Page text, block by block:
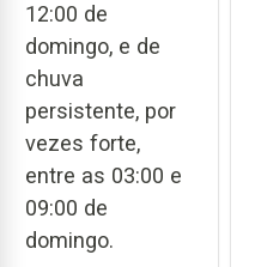
12:00 de
domingo, e de
chuva
persistente, por
vezes forte,
entre as 03:00 e
09:00 de
domingo.